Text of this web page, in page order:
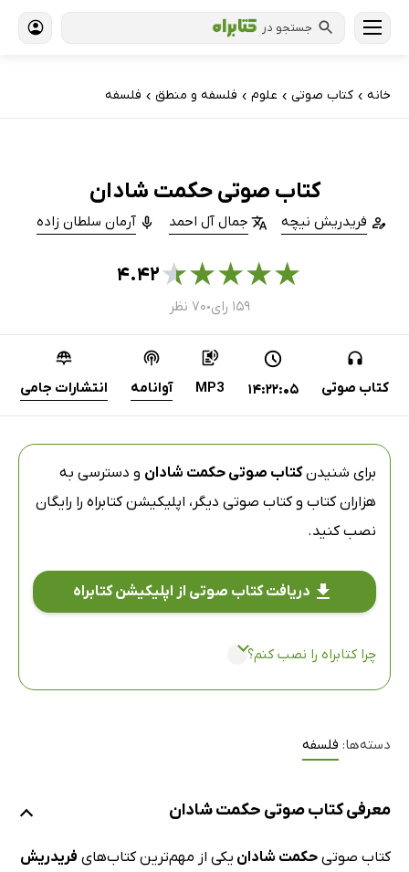
جستجو در
خانه › کتاب‌ صوتی › علوم › فلسفه و منطق › فلسفه
کتاب صوتی حکمت شادان
فریدریش نیچه جمال آل احمد آرمان سلطان زاده
★
★
★
★
★۴.۴۲
۱۵۹ رای ● ۷۰ نظر
کتاب صوتی 14:22:05
MP3 آوانامه انتشارات جامی
برای شنیدنکتاب صوتی حکمت شادان و دسترسی به
هزاران کتاب و کتاب صوتی دیگر، اپلیکیشن کتابراه را رایگان
نصب کنید.
دریافت کتاب صوتی از اپلیکیشن کتابراه
چرا کتابراه را نصب کنم؟
دسته‌ها: فلسفه
معرفی کتاب صوتی حکمت شادان
کتاب صوتی حکمت شادان یکی از مهم‌ترین کتاب‌های فریدریش